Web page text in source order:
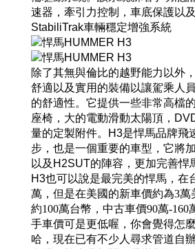
速器，牽引力控制，車底保護以
StabiliTrak車輛穩定增強系統
除了其無與倫比的越野能力以外
舒適以及實用的裝備以讓駕乘人
的舒適性。它提供一些非常高檔
座椅，大的電動滑動太陽頂，
量的定製附件。H3是悍馬品牌飛
步，也是一個重要的車型，它將
以及H2SUT的陣容，更加完善悍
H3也可以說是最完美的悍馬，在
萬，但是在美國的新車價約為3萬
約100萬台幣，中古車價90萬-160
手車價可是更低喔，你會覺得怎
哈，現在已有不少人尋求管道自